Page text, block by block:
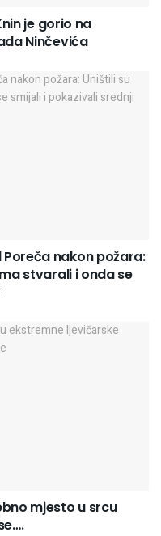
je gorio na
Ninčevića
Poreča nakon požara:
stvarali i onda se
mjesto u srcu